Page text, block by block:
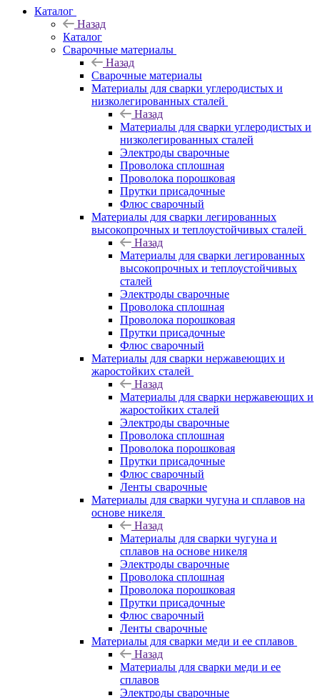
Каталог
Назад
Каталог
Сварочные материалы
Назад
Сварочные материалы
Материалы для сварки углеродистых и
низколегированных сталей
Назад
Материалы для сварки углеродистых и
низколегированных сталей
Электроды сварочные
Проволока сплошная
Проволока порошковая
Прутки присадочные
Флюс сварочный
Материалы для сварки легированных
высокопрочных и теплоустойчивых сталей
Назад
Материалы для сварки легированных
высокопрочных и теплоустойчивых
сталей
Электроды сварочные
Проволока сплошная
Проволока порошковая
Прутки присадочные
Флюс сварочный
Материалы для сварки нержавеющих и
жаростойких сталей
Назад
Материалы для сварки нержавеющих и
жаростойких сталей
Электроды сварочные
Проволока сплошная
Проволока порошковая
Прутки присадочные
Флюс сварочный
Ленты сварочные
Материалы для сварки чугуна и сплавов на
основе никеля
Назад
Материалы для сварки чугуна и
сплавов на основе никеля
Электроды сварочные
Проволока сплошная
Проволока порошковая
Прутки присадочные
Флюс сварочный
Ленты сварочные
Материалы для сварки меди и ее сплавов
Назад
Материалы для сварки меди и ее
сплавов
Электроды сварочные